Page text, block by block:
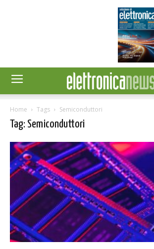
Home Tags Semiconduttori
Tag: Semiconduttori